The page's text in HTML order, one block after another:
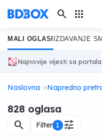
search apps
MALI OGLASI IZDAVANJE
Najnovije vijesti sa
Naslovna Napredno
828 oglasa
search Filter 1 tune